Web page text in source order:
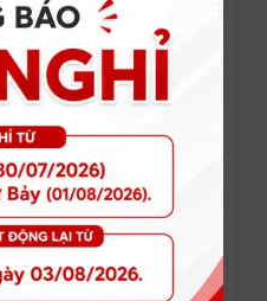
Makita DTD134Z
CỦA MÁY BẮT
DTD134Z